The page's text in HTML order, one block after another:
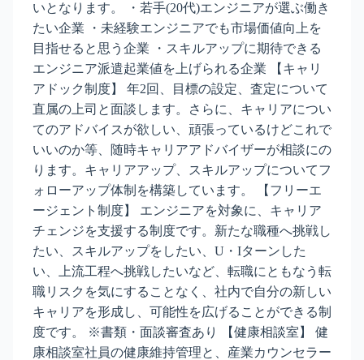
いとなります。 ・若手(20代)エンジニアが選ぶ働き
たい企業 ・未経験エンジニアでも市場価値向上を
目指せると思う企業 ・スキルアップに期待できる
エンジニア派遣起業値を上げられる企業 【キャリ
アドック制度】 年2回、目標の設定、査定について
直属の上司と面談します。さらに、キャリアについ
てのアドバイスが欲しい、頑張っているけどこれで
いいのか等、随時キャリアアドバイザーが相談にの
ります。キャリアアップ、スキルアップについてフ
ォローアップ体制を構築しています。 【フリーエ
ージェント制度】 エンジニアを対象に、キャリア
チェンジを支援する制度です。新たな職種へ挑戦し
たい、スキルアップをしたい、U・Iターンした
い、上流工程へ挑戦したいなど、転職にともなう転
職リスクを気にすることなく、社内で自分の新しい
キャリアを形成し、可能性を広げることができる制
度です。 ※書類・面談審査あり 【健康相談室】 健
康相談室社員の健康維持管理と、産業カウンセラー